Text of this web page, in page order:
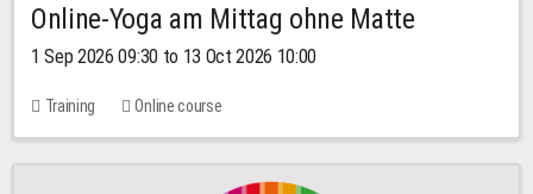
Online-Yoga am Mittag ohne Matte
1 Sep 2026 09:30 to 13 Oct 2026 10:00
Training Online course